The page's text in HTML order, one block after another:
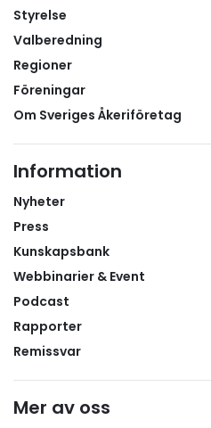
Styrelse
Valberedning
Regioner
Föreningar
Om Sveriges Åkeriföretag
Information
Nyheter
Press
Kunskapsbank
Webbinarier & Event
Podcast
Rapporter
Remissvar
Mer av oss